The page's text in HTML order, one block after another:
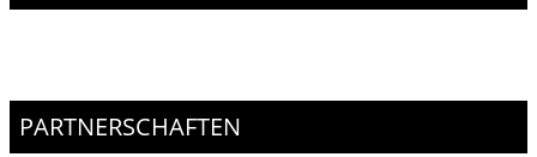
PARTNERSCHAFTEN